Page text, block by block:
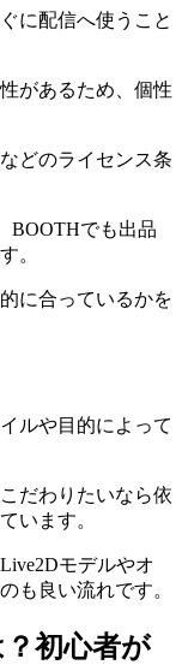
に配信へ使うこと
があるため、個性
どのライセンス条
BOOTHでも出品
。
に合っているかを
ルや目的によって
だわりたいなら依
います。
モデルやオ
も良い流れです。
初心者が